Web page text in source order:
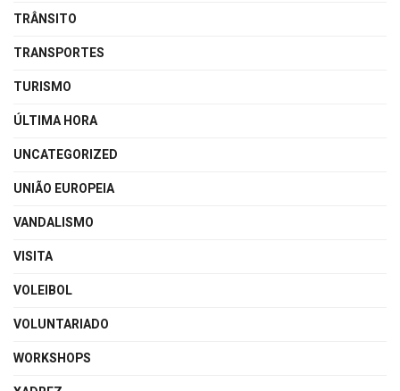
TRÂNSITO
TRANSPORTES
TURISMO
ÚLTIMA HORA
UNCATEGORIZED
UNIÃO EUROPEIA
VANDALISMO
VISITA
VOLEIBOL
VOLUNTARIADO
WORKSHOPS